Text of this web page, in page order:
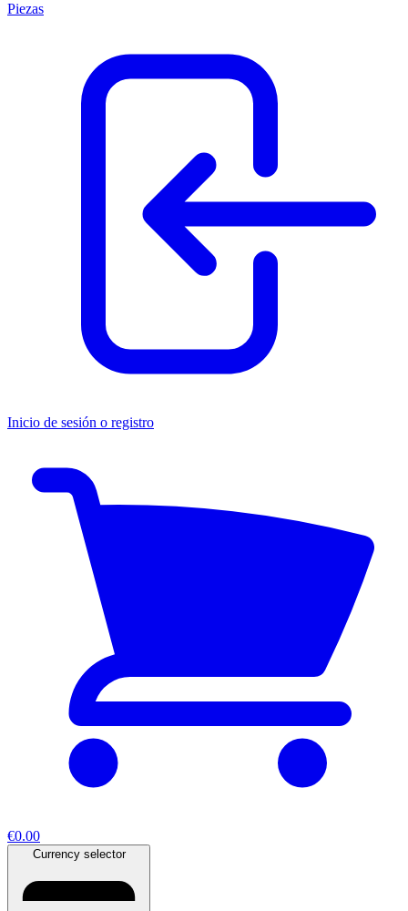
Piezas
Inicio de sesión o registro
€0.00
Currency selector